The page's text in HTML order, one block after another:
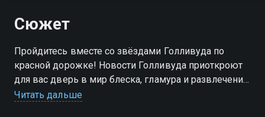
Сюжет
Пройдитесь вместе со звёздами Голливуда по
красной дорожке! Новости Голливуда приоткроют
для вас дверь в мир блеска, гламура и развлечений!
Вы узнаете всё первыми!
Читать дальше